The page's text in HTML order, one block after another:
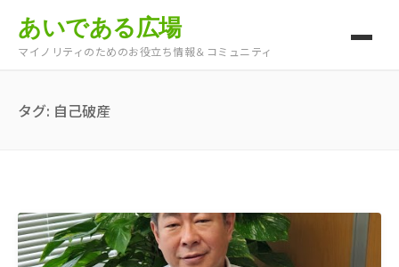
あいである広場
マイノリティのためのお役立ち情報＆コミュニティ
タグ: 自己破産